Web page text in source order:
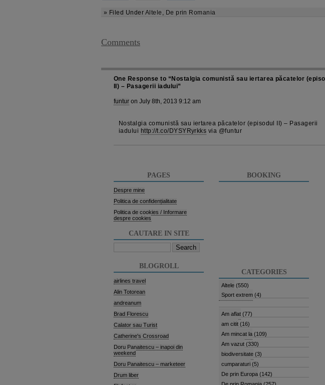
» Filed Under Altele , De prin Romania
Comments
One Response to “Nostalgia comunistă sau iertarea păcatelor
II) – Pasagerii iadului”
funtur on July 8th, 2013 9:12 am
Nostalgia comunistă sau iertarea păcatelor (episodul II) – Pasagerii
iadului http://t.co/DYSYRyrkks via @funtur
PAGES
Despre mine
Politica de confidențialitate
Politica de cookies / Informare
despre cookies
CAUTARE IN SITE
Search
for:
BLOGROLL
airlines travel
Alin Totorean
andreanum
Brad Florescu
Calator sau Turist
Catherine's Crossroad
Doru Panaitescu – inapoi din
weekend
Doru Panaitescu – marketeer
Drum liber
BOOKING
CATEGORIES
Altele (550)
Sport extrem (4)
Am aflat (77)
am citit (16)
Am mincat la (109)
Am vazut (330)
biodiversitate (3)
cumparaturi (5)
De prin Europa (142)